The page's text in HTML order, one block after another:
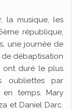
la musique, les
république,
une journée de
de débaptisation
ont duré le plus
oubliettes par
temps. Mary
et Daniel Darc.